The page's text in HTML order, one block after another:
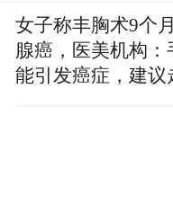
女子称丰胸术9个
腺癌，医美机构：
能引发癌症，建议